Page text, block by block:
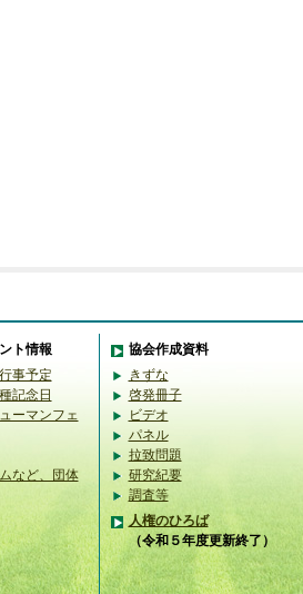
ト情報
事予定
記念日
ーマンフェ
など、団体
協会作成資料
きずな
啓発冊子
ビデオ
パネル
拉致問題
研究紀要
調査等
人権のひろば
（令和５年度更新終了）